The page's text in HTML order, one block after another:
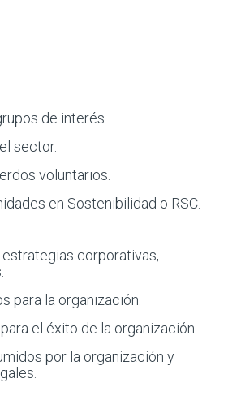
de interés.
sector.
voluntarios.
en Sostenibilidad o RSC.
corporativas,
para la organización.
el éxito de la organización.
por la organización y